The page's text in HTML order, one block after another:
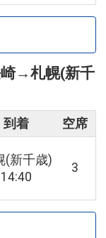
→札幌(新千
到着 空席
(新千歳)
14:40
3